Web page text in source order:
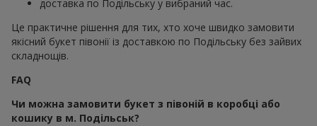
доставка по Подільську у вибраний час.
Це практичне рішення для тих, хто хоче швидко замовити
якісний букет півонії із доставкою по Подільську без зайвих
складнощів.
FAQ
Чи можна замовити букет з півоній в коробці або
кошику в м. Подільськ?